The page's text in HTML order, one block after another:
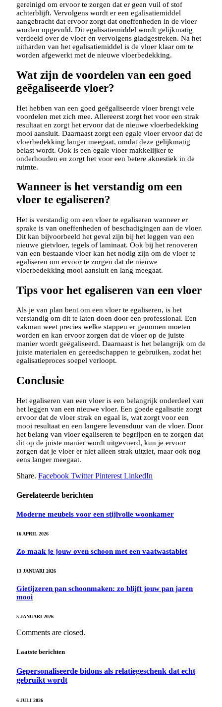
gereinigd om ervoor te zorgen dat er geen vuil of stof
achterblijft. Vervolgens wordt er een egalisatiemiddel
aangebracht dat ervoor zorgt dat oneffenheden in de vloer
worden opgevuld. Dit egalisatiemiddel wordt gelijkmatig
verdeeld over de vloer en vervolgens gladgestreken. Na het
uitharden van het egalisatiemiddel is de vloer klaar om te
worden afgewerkt met de nieuwe vloerbedekking.
Wat zijn de voordelen van een goed
geëgaliseerde vloer?
Het hebben van een goed geëgaliseerde vloer brengt vele
voordelen met zich mee. Allereerst zorgt het voor een strak
resultaat en zorgt het ervoor dat de nieuwe vloerbedekking
mooi aansluit. Daarnaast zorgt een egale vloer ervoor dat de
vloerbedekking langer meegaat, omdat deze gelijkmatig
belast wordt. Ook is een egale vloer makkelijker te
onderhouden en zorgt het voor een betere akoestiek in de
ruimte.
Wanneer is het verstandig om een
vloer te egaliseren?
Het is verstandig om een vloer te egaliseren wanneer er
sprake is van oneffenheden of beschadigingen aan de vloer.
Dit kan bijvoorbeeld het geval zijn bij het leggen van een
nieuwe gietvloer, tegels of laminaat. Ook bij het renoveren
van een bestaande vloer kan het nodig zijn om de vloer te
egaliseren om ervoor te zorgen dat de nieuwe
vloerbedekking mooi aansluit en lang meegaat.
Tips voor het egaliseren van een vloer
Als je van plan bent om een vloer te egaliseren, is het
verstandig om dit te laten doen door een professional. Een
vakman weet precies welke stappen er genomen moeten
worden en kan ervoor zorgen dat de vloer op de juiste
manier wordt geëgaliseerd. Daarnaast is het belangrijk om de
juiste materialen en gereedschappen te gebruiken, zodat het
egalisatieproces soepel verloopt.
Conclusie
Het egaliseren van een vloer is een belangrijk onderdeel van
het leggen van een nieuwe vloer. Een goede egalisatie zorgt
ervoor dat de vloer strak en egaal is, wat zorgt voor een
mooi resultaat en een langere levensduur van de vloer. Door
het belang van vloer egaliseren te begrijpen en te zorgen dat
dit op de juiste manier wordt uitgevoerd, kun je ervoor
zorgen dat je vloer er niet alleen strak uitziet, maar ook nog
eens langer meegaat.
Share. Facebook Twitter Pinterest LinkedIn
Gerelateerde berichten
Moderne meubels voor een stijlvolle woonkamer
16 APRIL 2026
Zo maak je jouw oven schoon met een vaatwastablet
13 JANUARI 2026
Gietijzeren pan schoonmaken: zo blijft jouw pan jaren
mooi
5 JANUARI 2026
Comments are closed.
Laatste berichten
Gepersonaliseerde bidons als relatiegeschenk dat echt
gebruikt wordt
6 JULI 2026